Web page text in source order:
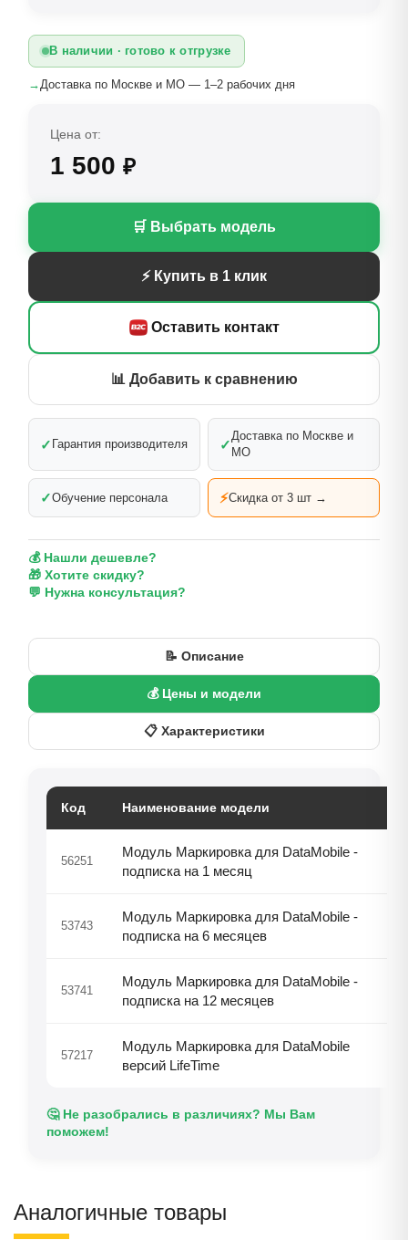
В наличии · готово к отгрузке
→Доставка по Москве и МО — 1–2 рабочих дня
Цена от:
1 500 ₽
🛒 Выбрать модель
⚡ Купить в 1 клик
Оставить контакт
📊 Добавить к сравнению
✓ Гарантия производителя ✓
Доставка по Москве и
МО
✓Обучение персонала ⚡Скидка от 3 шт →
💰 Нашли дешевле?
🎁 Хотите скидку?
💬 Нужна консультация?
📝 Описание
💰 Цены и модели
📋 Характеристики
Код Наименование модели
56251
Модуль Маркировка для DataMobile -
подписка на 1 месяц
53743
Модуль Маркировка для DataMobile -
подписка на 6 месяцев
53741
Модуль Маркировка для DataMobile -
подписка на 12 месяцев
57217
Модуль Маркировка для DataMobile
версий LifeTime
🤔 Не разобрались в различиях? Мы Вам
поможем!
Аналогичные товары